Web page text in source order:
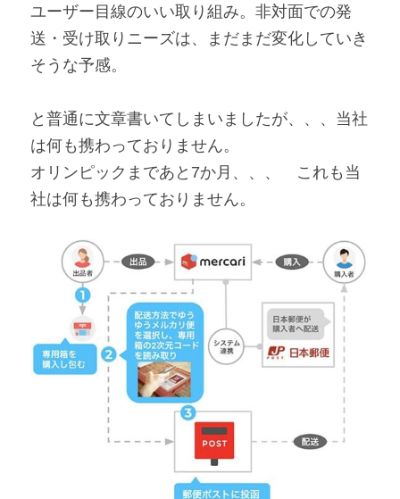
ユーザー目線のいい取り組み。非対面での発
送・受け取りニーズは、まだまだ変化していき
そうな予感。
と普通に文章書いてしまいましたが、、、当社
は何も携わっておりません。
オリンピックまであと7か月、、、　これも当
社は何も携わっておりません。